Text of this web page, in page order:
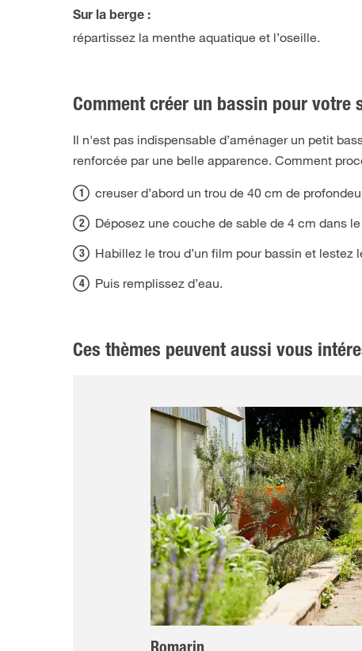
Sur la berge :
répartissez la menthe aquatique et l’oseille.
Comment créer un bassin pour votre
Il n'est pas indispensable d’aménager un petit
renforcée par une belle apparence. Comment
creuser d’abord un trou de 40 cm de
Déposez une couche de sable de 4 cm dans
Habillez le trou d’un film pour bassin et lestez
Puis remplissez d’eau.
Ces thèmes peuvent aussi vous